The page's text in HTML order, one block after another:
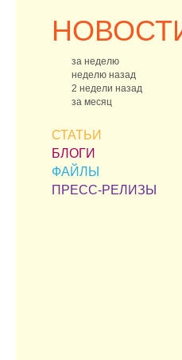
за неделю
неделю назад
2 недели назад
за месяц
СТАТЬИ
БЛОГИ
ФАЙЛЫ
ПРЕСС-РЕЛИЗЫ